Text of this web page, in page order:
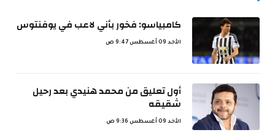
كامبياسو: فخور بأني لاعب في يوفنتوس
الأحد 09 أغسطس 9:47 ص
أول تعليق من محمد هنيدي بعد رحيل
شقيقه
الأحد 09 أغسطس 9:36 ص